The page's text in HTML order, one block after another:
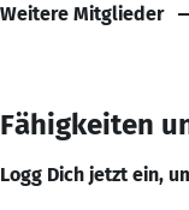
Weitere Mitglieder
Fähigkeiten
Logg Dich jetzt ein,